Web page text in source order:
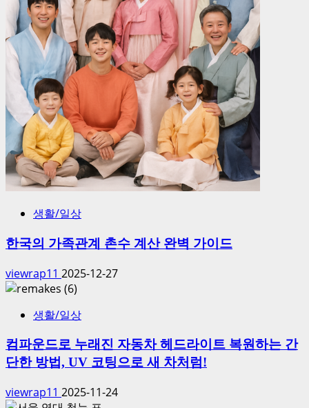
생활/일상
한국의 가족관계 촌수 계산 완벽 가이드
viewrap11 2025-12-27
생활/일상
컴파운드로 누래진 자동차 헤드라이트 복원하는 간
단한 방법, UV 코팅으로 새 차처럼!
viewrap11 2025-11-24